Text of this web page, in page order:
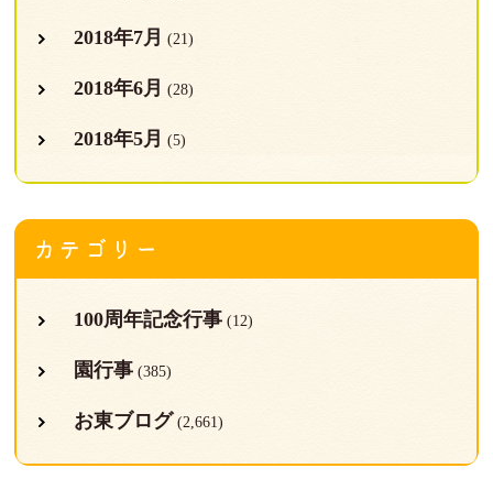
2018年7月 (21)
2018年6月 (28)
2018年5月 (5)
カテゴリー
100周年記念行事(12)
園行事(385)
お東ブログ (2,661)